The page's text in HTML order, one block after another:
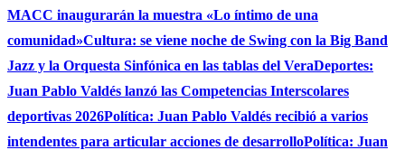
MACC inaugurarán la muestra «Lo íntimo de una
comunidad»Cultura: se viene noche de Swing con la Big Band
Jazz y la Orquesta Sinfónica en las tablas del VeraDeportes:
Juan Pablo Valdés lanzó las Competencias Interscolares
deportivas 2026Política: Juan Pablo Valdés recibió a varios
intendentes para articular acciones de desarrolloPolítica: Juan